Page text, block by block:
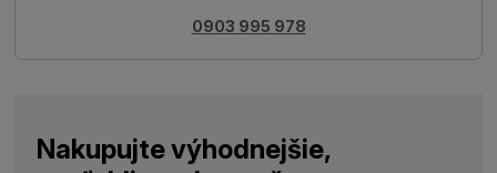
0903 995 978
Nakupujte výhodnejšie,